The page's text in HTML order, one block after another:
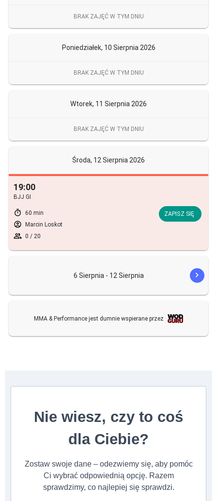
Nie wiesz, czy to coś
dla Ciebie?
Zostaw swoje dane – odezwiemy się, aby pomóc
Ci wybrać odpowiednią opcję. Razem
sprawdzimy, co najlepiej się sprawdzi.